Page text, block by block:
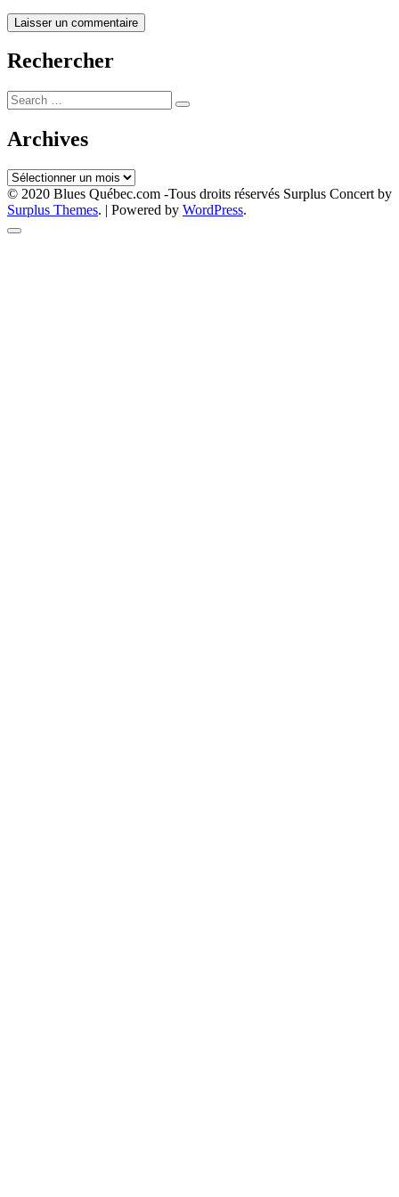
Rechercher
Search
for:
Archives
Archives
© 2020 Blues Québec.com -Tous droits réservés Surplus Concert by
Surplus Themes. | Powered by WordPress.